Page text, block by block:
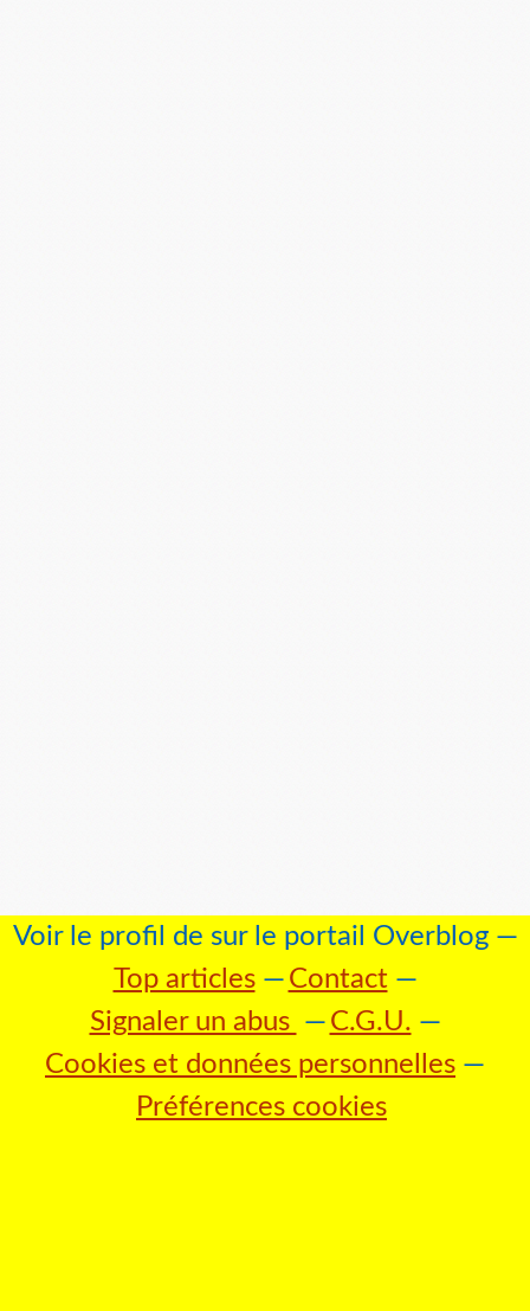
Voir le profil de sur le portail Overblog
Top articles
Contact
Signaler un abus
C.G.U.
Cookies et données personnelles
Préférences cookies